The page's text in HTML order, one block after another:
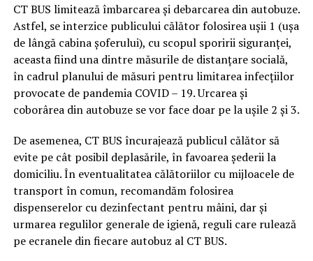
CT BUS limitează îmbarcarea și debarcarea din autobuze.
Astfel, se interzice publicului călător folosirea ușii 1 (ușa
de lângă cabina șoferului), cu scopul sporirii siguranței,
aceasta fiind una dintre măsurile de distanțare socială,
în cadrul planului de măsuri pentru limitarea infecțiilor
provocate de pandemia COVID – 19. Urcarea și
coborârea din autobuze se vor face doar pe la ușile 2 și 3.
De asemenea, CT BUS încurajează publicul călător să
evite pe cât posibil deplasările, în favoarea șederii la
domiciliu. În eventualitatea călătoriilor cu mijloacele de
transport în comun, recomandăm folosirea
dispenserelor cu dezinfectant pentru mâini, dar și
urmarea regulilor generale de igienă, reguli care rulează
pe ecranele din fiecare autobuz al CT BUS.